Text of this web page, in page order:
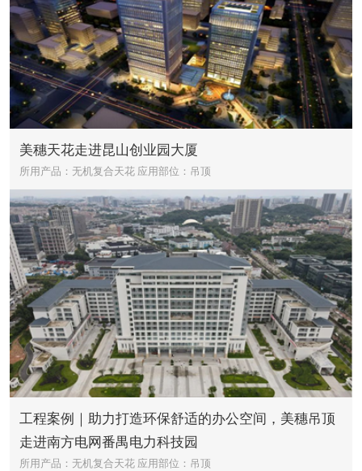
美穗天花走进昆山创业园大厦
所用产品：无机复合天花 应用部位：吊顶
工程案例｜助力打造环保舒适的办公空间，美穗吊顶
走进南方电网番禺电力科技园
所用产品：无机复合天花 应用部位：吊顶